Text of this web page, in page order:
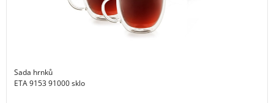
Sada hrnků
ETA 9153 91000 sklo